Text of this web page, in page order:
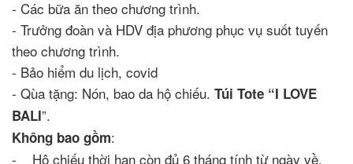
- Các bữa ăn theo chương trình.
- Trưởng đoàn và HDV địa phương phục vụ suốt tuyến
theo chương trình.
- Bảo hiểm du lịch, covid
- Qùa tặng: Nón, bao da hộ chiếu. Túi Tote “I LOVE
BALI”.
Không bao gồm:
- Hộ chiếu thời hạn còn đủ 6 tháng tính từ ngày về.